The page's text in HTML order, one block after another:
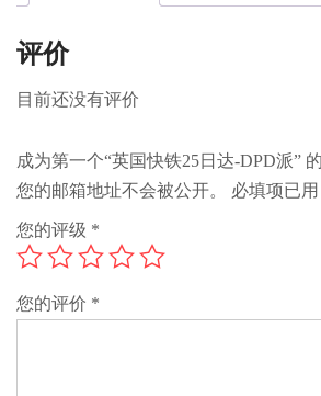
评价
目前还没有评价
成为第一个“英国快铁25日达-DPD派”
您的邮箱地址不会被公开。
必填项已用
您的评级 *
您的评价 *